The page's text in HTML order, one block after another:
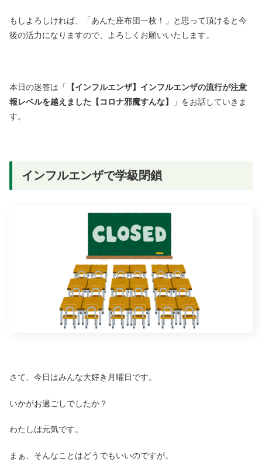
もしよろしければ、「あんた座布団一枚！」と思って頂けると今
後の活力になりますので、よろしくお願いいたします。
本日の迷答は「
【インフルエンザ】インフルエンザの流行が注意
報レベルを越えました【コロナ邪魔すんな】
」をお話していきま
す。
インフルエンザで学級閉鎖
さて、今日はみんな大好き月曜日です。
いかがお過ごしでしたか？
わたしは元気です。
まぁ、そんなことはどうでもいいのですが。